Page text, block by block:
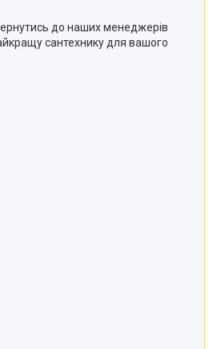
до наших менеджерів
сантехнику для вашого